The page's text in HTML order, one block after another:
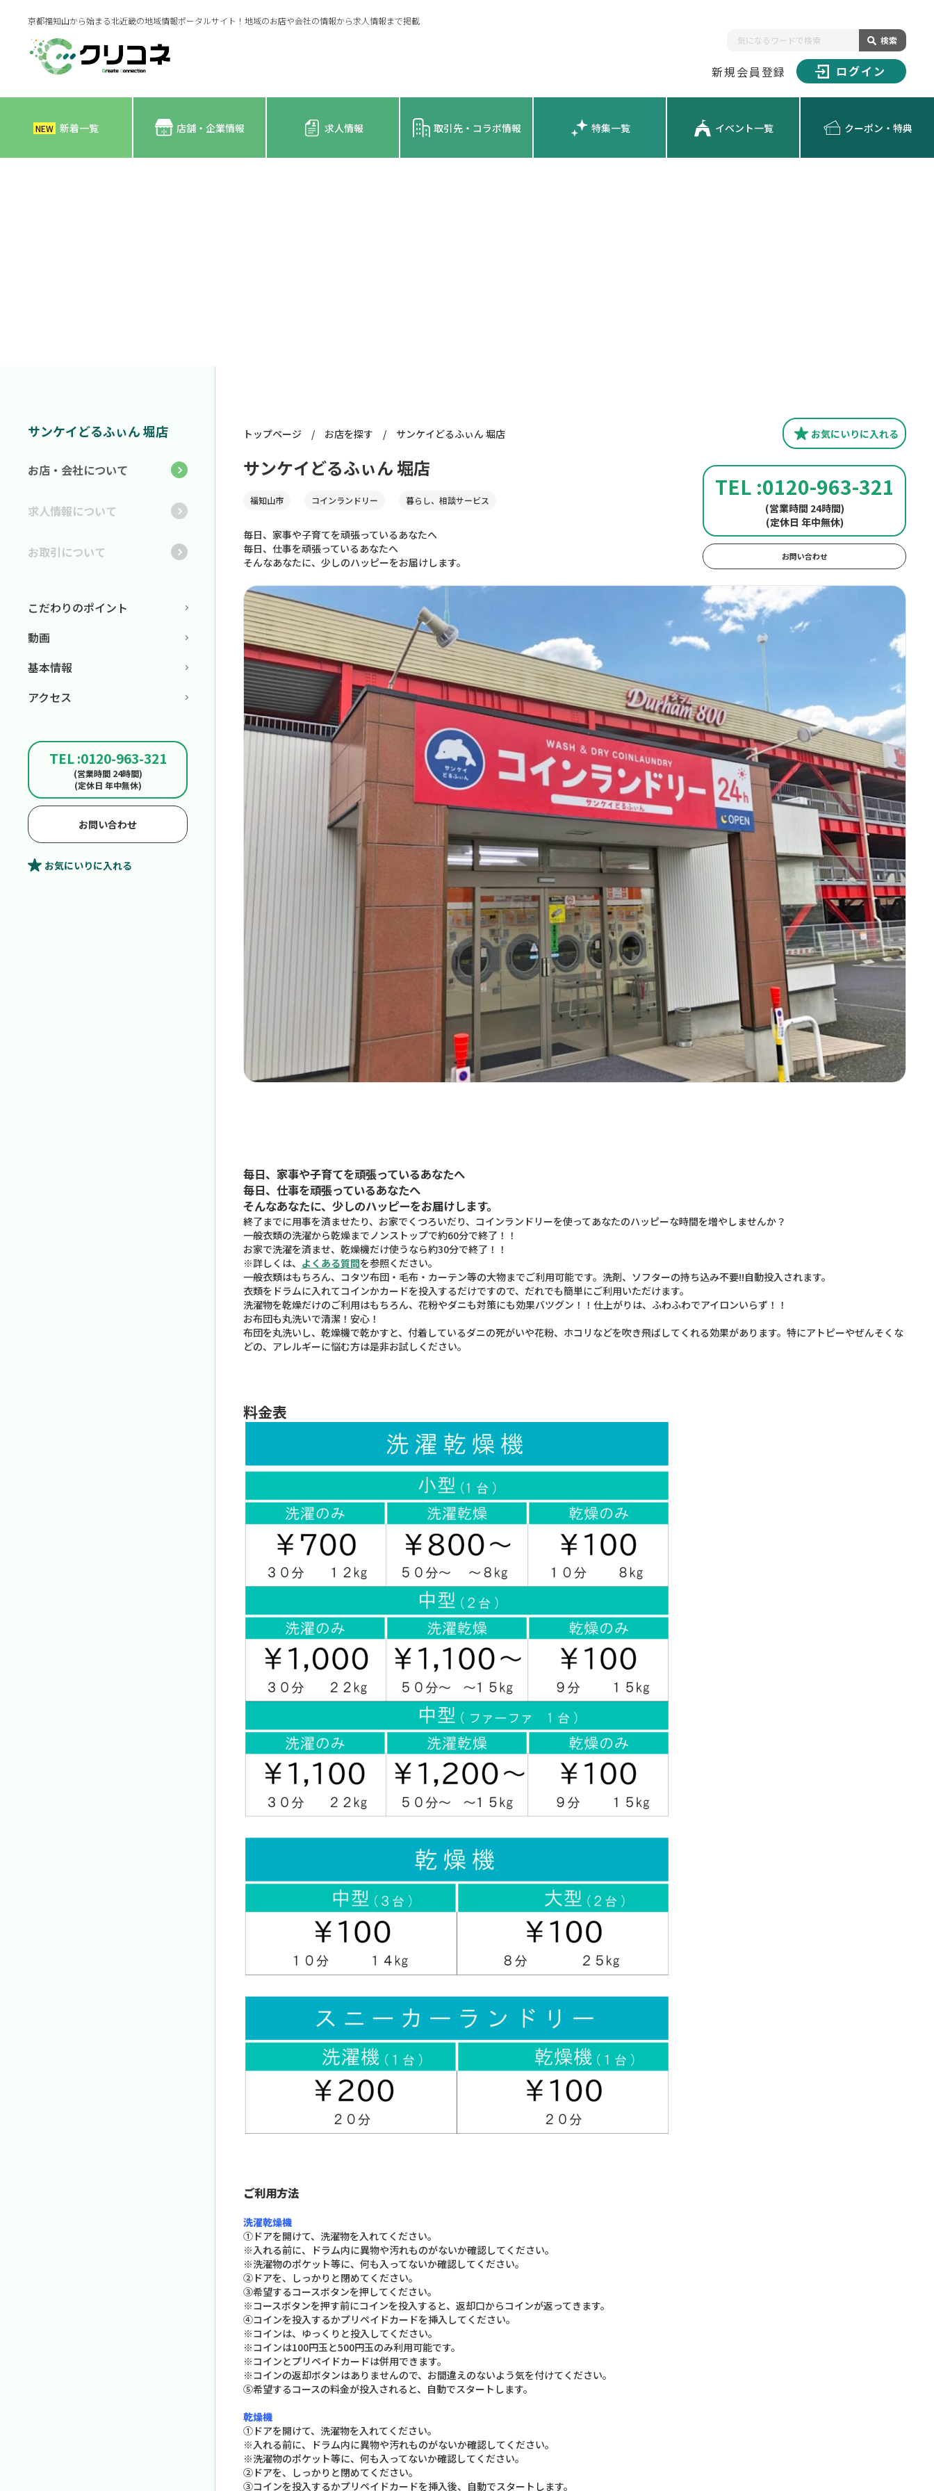
京都福知山から始まる北近畿の地域情報ポータルサイト！地域のお店や会社の情報から求人情報まで掲載
検索
新規会員登録 ログイン
NEW 新着一覧 店舗・企業情報 求人情報 取引先・コラボ情報 特集一覧 イベント一覧 クーポン・特典
トップページ / お店を探す / サンケイどるふぃん 堀店 お気にいりに入れる
サンケイどるふぃん 堀店
福知山市 コインランドリー 暮らし、相談サービス
毎日、家事や子育てを頑張っているあなたへ
毎日、仕事を頑張っているあなたへ
そんなあなたに、少しのハッピーをお届けします。
TEL :0120-963-321
(営業時間 24時間)
(定休日 年中無休)
お問い合わせ
毎日、家事や子育てを頑張っているあなたへ
毎日、仕事を頑張っているあなたへ
そんなあなたに、少しのハッピーをお届けします。
終了までに用事を済ませたり、お家でくつろいだり、コインランドリーを使ってあなたのハッピーな時間を増やしませんか？
一般衣類の洗濯から乾燥までノンストップで約60分で終了！！
お家で洗濯を済ませ、乾燥機だけ使うなら約30分で終了！！
※詳しくは、 よくある質問を参照ください。
一般衣類はもちろん、コタツ布団・毛布・カーテン等の大物までご利用可能です。洗剤、ソフターの持ち込み不要!!自動投入されます。
衣類をドラムに入れてコインかカードを投入するだけですので、だれでも簡単にご利用いただけます。
洗濯物を乾燥だけのご利用はもちろん、花粉やダニも対策にも効果バツグン！！仕上がりは、ふわふわでアイロンいらず！！
お布団も丸洗いで清潔！安心！
布団を丸洗いし、乾燥機で乾かすと、付着しているダニの死がいや花粉、ホコリなどを吹き飛ばしてくれる効果があります。特にアトピーやぜんそくな
どの、アレルギーに悩む方は是非お試しください。
料金表
ご利用方法
洗濯乾燥機
①ドアを開けて、洗濯物を入れてください。
※入れる前に、ドラム内に異物や汚れものがないか確認してください。
※洗濯物のポケット等に、何も入ってないか確認してください。
②ドアを、しっかりと閉めてください。
③希望するコースボタンを押してください。
※コースボタンを押す前にコインを投入すると、返却口からコインが返ってきます。
④コインを投入するかプリペイドカードを挿入してください。
※コインは、ゆっくりと投入してください。
※コインは100円玉と500円玉のみ利用可能です。
※コインとプリペイドカードは併用できます。
※コインの返却ボタンはありませんので、お間違えのないよう気を付けてください。
⑤希望するコースの料金が投入されると、自動でスタートします。
乾燥機
①ドアを開けて、洗濯物を入れてください。
※入れる前に、ドラム内に異物や汚れものがないか確認してください。
※洗濯物のポケット等に、何も入ってないか確認してください。
②ドアを、しっかりと閉めてください。
③コインを投入するかプリペイドカードを挿入後、自動でスタートします。
サンケイどるふぃん 堀店
お店・会社について
求人情報について
お取引について
こだわりのポイント
動画
基本情報
アクセス
TEL :0120-963-321
(営業時間 24時間)
(定休日 年中無休)
お問い合わせ
お気にいりに入れる